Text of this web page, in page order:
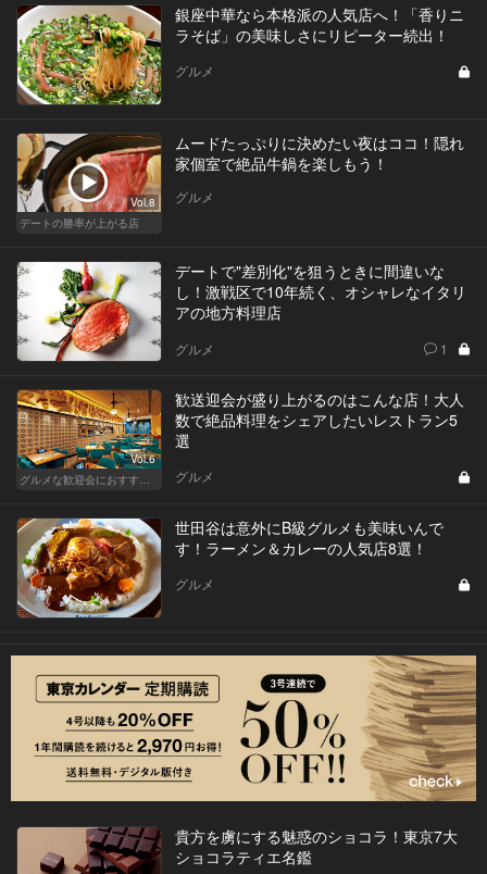
銀座中華なら本格派の人気店へ！「香りニ
ラそば」の美味しさにリピーター続出！
グルメ
Vol.8
デートの勝率が上がる店
ムードたっぷりに決めたい夜はココ！隠れ
家個室で絶品牛鍋を楽しもう！
グルメ
デートで"差別化"を狙うときに間違いな
し！激戦区で10年続く、オシャレなイタリ
アの地方料理店
グルメ 1
Vol.6
グルメな歓迎会におすすめな東京の人気店
歓送迎会が盛り上がるのはこんな店！大人
数で絶品料理をシェアしたいレストラン5
選
グルメ
世田谷は意外にB級グルメも美味いんで
す！ラーメン＆カレーの人気店8選！
グルメ
貴方を虜にする魅惑のショコラ！東京7大
ショコラティエ名鑑